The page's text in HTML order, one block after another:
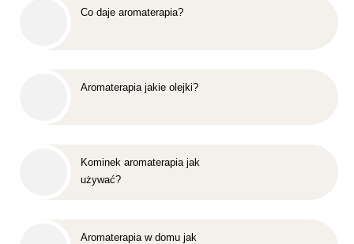
Co daje aromaterapia?
Aromaterapia jakie olejki?
Kominek aromaterapia jak
używać?
Aromaterapia w domu jak